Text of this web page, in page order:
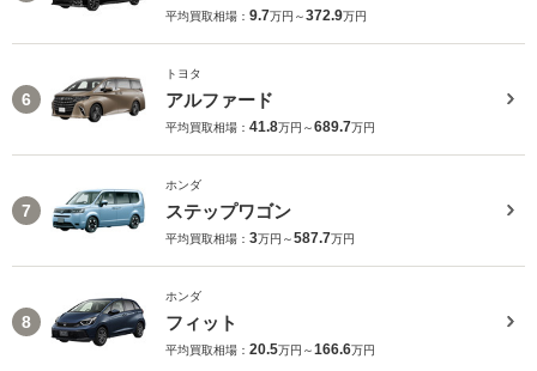
平均買取相場： 9.7万円～372.9万円
6
トヨタ
アルファード
平均買取相場： 41.8万円～689.7万円
7
ホンダ
ステップワゴン
平均買取相場： 3万円～587.7万円
8
ホンダ
フィット
平均買取相場： 20.5万円～166.6万円